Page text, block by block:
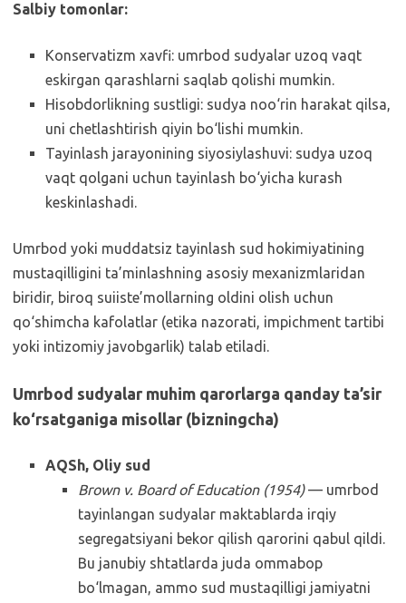
Salbiy tomonlar:
Konservatizm xavfi: umrbod sudyalar uzoq vaqt
eskirgan qarashlarni saqlab qolishi mumkin.
Hisobdorlikning sustligi: sudya noo‘rin harakat qilsa,
uni chetlashtirish qiyin bo‘lishi mumkin.
Tayinlash jarayonining siyosiylashuvi: sudya uzoq
vaqt qolgani uchun tayinlash bo‘yicha kurash
keskinlashadi.
Umrbod yoki muddatsiz tayinlash sud hokimiyatining
mustaqilligini ta’minlashning asosiy mexanizmlaridan
biridir, biroq suiiste’mollarning oldini olish uchun
qo‘shimcha kafolatlar (etika nazorati, impichment tartibi
yoki intizomiy javobgarlik) talab etiladi.
Umrbod sudyalar muhim qarorlarga qanday ta’sir
ko‘rsatganiga misollar (bizningcha)
AQSh, Oliy sud
Brown v. Board of Education (1954)— umrbod
tayinlangan sudyalar maktablarda irqiy
segregatsiyani bekor qilish qarorini qabul qildi.
Bu janubiy shtatlarda juda ommabop
bo‘lmagan, ammo sud mustaqilligi jamiyatni